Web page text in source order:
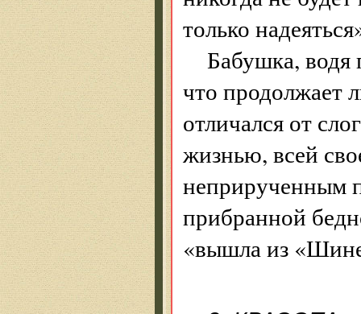
только
Бабушка, водя
что продолжает
отличался от
жизнью, всей
неприрученным
прибранной
«вышла из